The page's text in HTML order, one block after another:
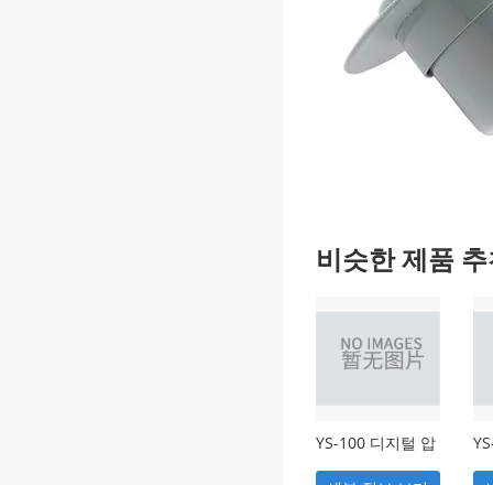
비슷한 제품
YS-100 디지털 압